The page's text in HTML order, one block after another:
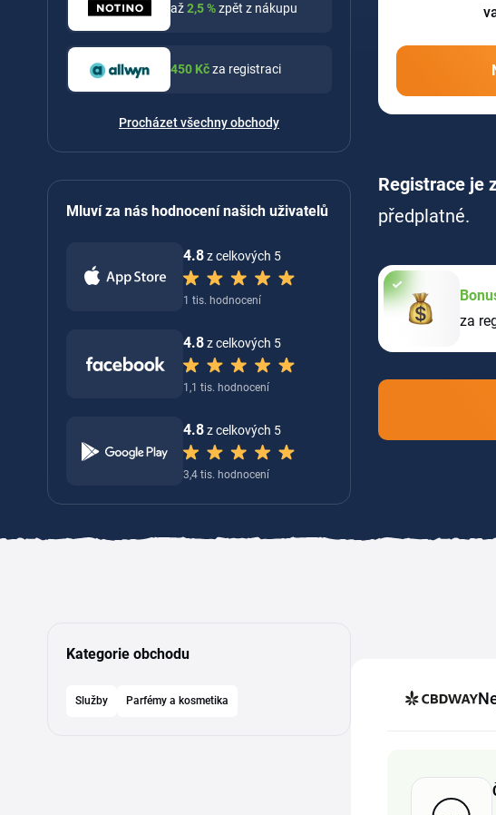
až2,5%zpět z nákupu
450 Kčza registraci
Procházet všechny obchody
Mluví za nás hodnocení našich uživatelů
4.8z celkových 5
1 tis. hodnocení
4.8z celkových 5
1,1 tis. hodnocení
4.8z celkových 5
3,4 tis. hodnocení
Registrace je
předplatné.
za
Kategorie obchodu
Služby Parfémy a kosmetika